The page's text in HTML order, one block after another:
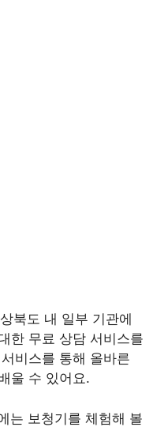
북도 내 일부 기관에
한 무료 상담 서비스를
비스를 통해 올바른
울 수 있어요.
는 보청기를 체험해 볼